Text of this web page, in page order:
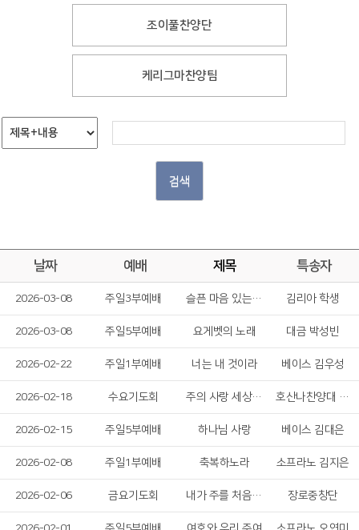
조이풀찬양단
케리그마찬양팀
검색
날짜 예배 제목 특송자
2026-03-08 주일3부예배 슬픈 마음 있는 사람 김리아 학생
2026-03-08 주일5부예배 요게벳의 노래 대금 박성빈
2026-02-22 주일1부예배 너는 내 것이라 베이스 김우성
2026-02-18 수요기도회 주의 사랑 세상 이기네 호산나찬양대 솔리스트
2026-02-15 주일5부예배 하나님 사랑 베이스 김대은
2026-02-08 주일1부예배 축복하노라 소프라노 김지은
2026-02-06 금요기도회 내가 주를 처음 만났을 때 장로중창단